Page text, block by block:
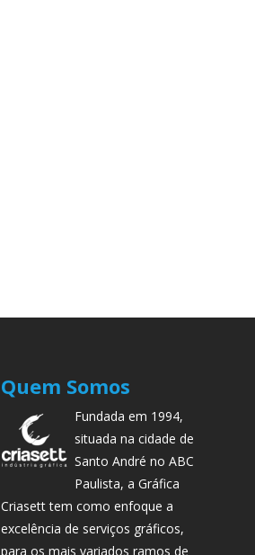
Quem Somos
Fundada em 1994,
situada na cidade de
Santo André no ABC
Paulista, a Gráfica
Criasett tem como enfoque a
excelência de serviços gráficos,
para os mais variados ramos de